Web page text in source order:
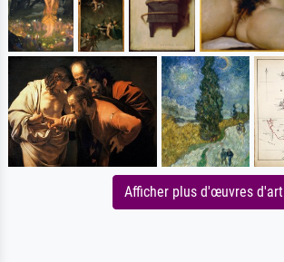
Afficher plus d'œuvres d'art